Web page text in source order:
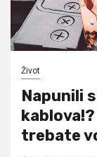
Život
Napunili
trebate